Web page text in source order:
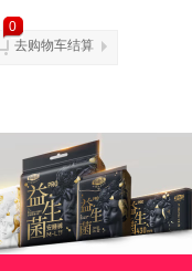
0
去购物车结算